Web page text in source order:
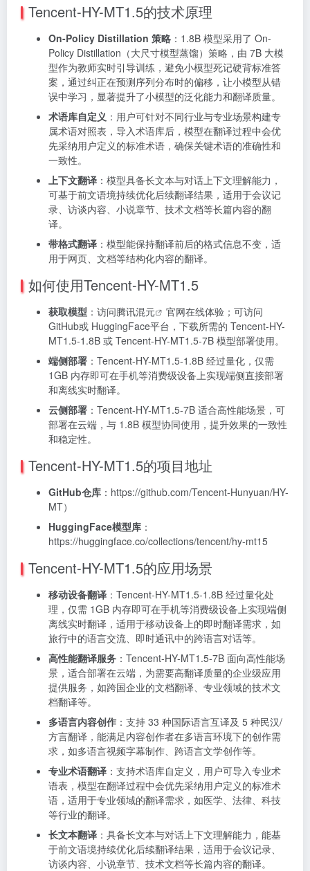
Tencent-HY-MT1.5的技术原理
On-Policy Distillation 策略 ：1.8B 模型采用了 On-
Policy Distillation（大尺寸模型蒸馏）策略，由 7B 大模
型作为教师实时引导训练，避免小模型死记硬背标准答
案，通过纠正在预测序列分布时的偏移，让小模型从错
误中学习，显著提升了小模型的泛化能力和翻译质量。
术语库自定义 ：用户可针对不同行业与专业场景构建专
属术语对照表，导入术语库后，模型在翻译过程中会优
先采纳用户定义的标准术语，确保关键术语的准确性和
一致性。
上下文翻译 ：模型具备长文本与对话上下文理解能力，
可基于前文语境持续优化后续翻译结果，适用于会议记
录、访谈内容、小说章节、技术文档等长篇内容的翻
译。
带格式翻译 ：模型能保持翻译前后的格式信息不变，适
用于网页、文档等结构化内容的翻译。
如何使用Tencent-HY-MT1.5
获取模型 ：访问腾讯混元
官网在线体验；可访问
GitHub或 HuggingFace平台，下载所需的 Tencent-HY-
MT1.5-1.8B 或 Tencent-HY-MT1.5-7B 模型部署使用。
端侧部署 ：Tencent-HY-MT1.5-1.8B 经过量化，仅需
1GB 内存即可在手机等消费级设备上实现端侧直接部署
和离线实时翻译。
云侧部署 ：Tencent-HY-MT1.5-7B 适合高性能场景，可
部署在云端，与 1.8B 模型协同使用，提升效果的一致性
和稳定性。
Tencent-HY-MT1.5的项目地址
GitHub仓库 ：https://github.com/Tencent-Hunyuan/HY-
MT）
HuggingFace模型库 ：
https://huggingface.co/collections/tencent/hy-mt15
Tencent-HY-MT1.5的应用场景
移动设备翻译 ：Tencent-HY-MT1.5-1.8B 经过量化处
理，仅需 1GB 内存即可在手机等消费级设备上实现端侧
离线实时翻译，适用于移动设备上的即时翻译需求，如
旅行中的语言交流、即时通讯中的跨语言对话等。
高性能翻译服务 ：Tencent-HY-MT1.5-7B 面向高性能场
景，适合部署在云端，为需要高翻译质量的企业级应用
提供服务，如跨国企业的文档翻译、专业领域的技术文
档翻译等。
多语言内容创作 ：支持 33 种国际语言互译及 5 种民汉/
方言翻译，能满足内容创作者在多语言环境下的创作需
求，如多语言视频字幕制作、跨语言文学创作等。
专业术语翻译 ：支持术语库自定义，用户可导入专业术
语表，模型在翻译过程中会优先采纳用户定义的标准术
语，适用于专业领域的翻译需求，如医学、法律、科技
等行业的翻译。
长文本翻译 ：具备长文本与对话上下文理解能力，能基
于前文语境持续优化后续翻译结果，适用于会议记录、
访谈内容、小说章节、技术文档等长篇内容的翻译。